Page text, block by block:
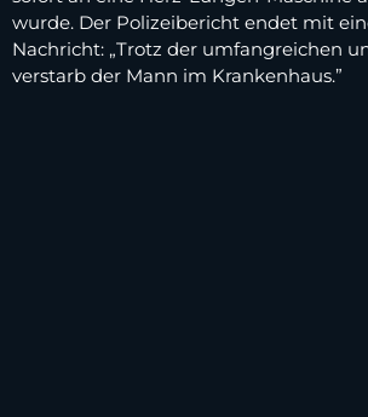
wurde. Der Polizeibericht endet mit
Nachricht: „Trotz der umfangreichen
verstarb der Mann im Krankenhaus.”